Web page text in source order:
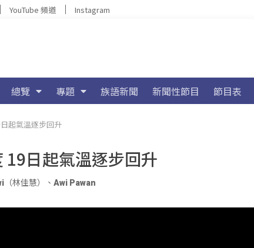
YouTube 頻道 Instagram
總覽 專題 族語新聞 新聞性節目 節目表
起氣溫逐步回升
日起氣溫逐步回升
（林佳慧） 、 Awi Pawan